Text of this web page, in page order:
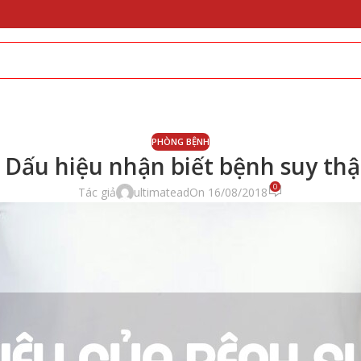
PHÒNG BỆNH
Dấu hiệu nhận biết bệnh suy
Tác giả ultimateadOn 16/08/2018 0